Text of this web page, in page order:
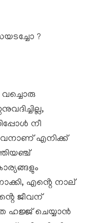
?
വച്ചൊരു
നീ
എനിക്ക്
എൻ്റെ നാല്
ജീവന്
ഹജ്ജ് ചെയ്യാൻ